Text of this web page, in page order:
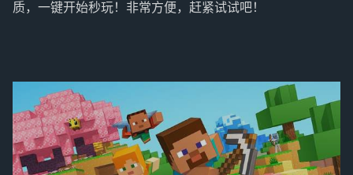
质，一键开始秒玩！非常方便，赶紧试试吧！